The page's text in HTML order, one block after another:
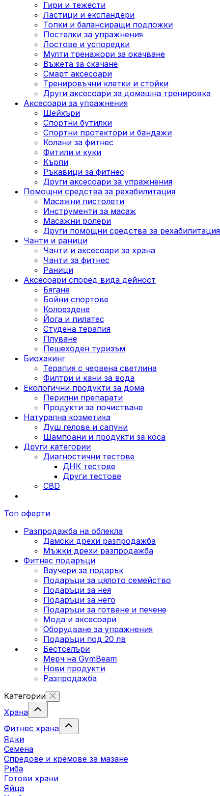
Гири и тежести
Ластици и експандери
Топки и балансиращи подложки
Постелки за упражнения
Лостове и успоредки
Мулти тренажори за окачване
Въжета за скачане
Смарт аксесоари
Тренировъчни клетки и стойки
Други аксесоари за домашна тренировка
Аксесоари за упражнения
Шейкъри
Спортни бутилки
Спортни протектори и бандажи
Колани за фитнес
Фитили и куки
Кърпи
Ръкавици за фитнес
Други аксесоари за упражнения
Помощни средства за рехабилитация
Масажни пистолети
Инструменти за масаж
Масажни ролери
Други помощни средства за рехабилитация
Чанти и раници
Чанти и аксесоари за храна
Чанти за фитнес
Раници
Аксесоари според вида дейност
Бягане
Бойни спортове
Колоездене
Йога и пилатес
Студена терапия
Плуване
Пешеходен туризъм
Биохакинг
Терапия с червена светлина
Филтри и кани за вода
Екологични продукти за дома
Перилни препарати
Продукти за почистване
Натурална козметика
Душ гелове и сапуни
Шампоани и продукти за коса
Други категории
Диагностични тестове
ДНК тестове
Други тестове
CBD
Топ оферти
Разпродажба на облекла
Дамски дрехи разпродажба
Мъжки дрехи разпродажба
Фитнес подаръци
Ваучери за подарък
Подаръци за цялото семейство
Подаръци за нея
Подаръци за него
Подаръци за готвене и печене
Мода и аксесоари
Оборудване за упражнения
Подаръци под 20 лв
Бестселъри
Мерч на GymBeam
Нови продукти
Разпродажба
Категории
Храна
Фитнес храна
Ядки
Семена
Спредове и кремове за мазане
Риба
Готови храни
Яйца